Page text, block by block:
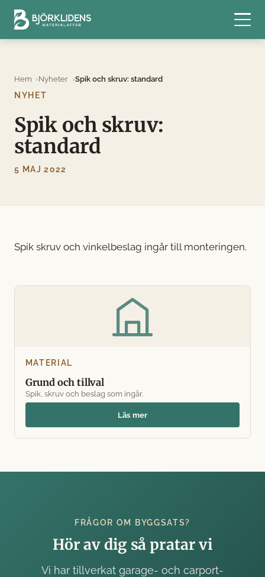
Hem Nyheter
Spik och skruv: standard
NYHET
Spik och skruv:
standard
5 MAJ 2022
Spik skruv och vinkelbeslag ingår till monteringen.
MATERIAL
Grund och tillval
Spik, skruv och beslag som ingår.
Läs mer
FRÅGOR OM BYGGSATS?
Hör av dig så pratar vi
Vi har tillverkat garage- och carport-